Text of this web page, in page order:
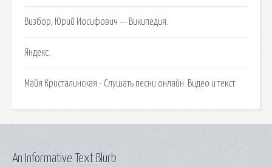
Визбор, Юрий Иосифович — Википедия.
Яндекс.
Майя Кристалинская - Слушать песни онлайн. Видео и текст.
An Informative Text Blurb